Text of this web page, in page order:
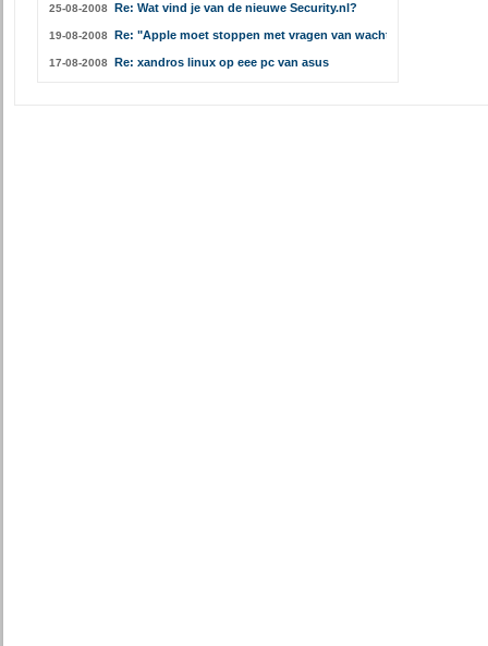
25-08-2008 Re: Wat vind je van de nieuwe Security.nl?
19-08-2008 Re: "Apple moet stoppen met vragen van wachtwoorden"
17-08-2008 Re: xandros linux op eee pc van asus